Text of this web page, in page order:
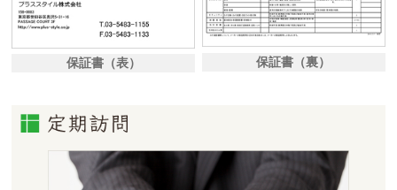
保証書（表） 保証書（裏）